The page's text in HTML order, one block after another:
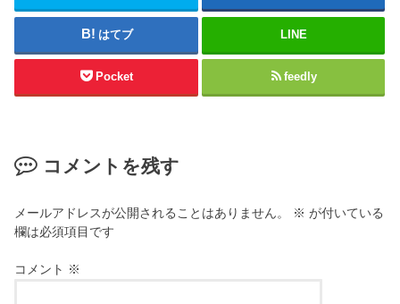
はてブ LINE
Pocket feedly
コメントを残す
メールアドレスが公開されることはありません。 ※ が付いている
欄は必須項目です
コメント ※